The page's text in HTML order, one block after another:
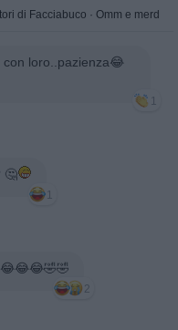
di Facciabuco · Omm e merd
loro..pazienza😂
1
🤔
1
2